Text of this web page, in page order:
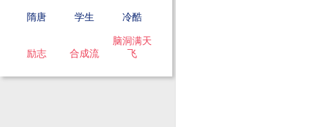
隋唐 学生 冷酷
励志 合成流
脑洞满天
飞